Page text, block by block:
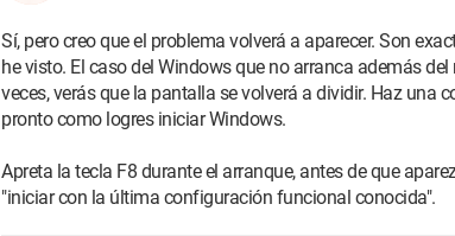
Sí, pero creo que el problema volverá a aparecer. Son
he visto. El caso del Windows que no arranca además
veces, verás que la pantalla se volverá a dividir. Haz una
pronto como logres iniciar Windows.
Apreta la tecla F8 durante el arranque, antes de que
"iniciar con la última configuración funcional conocida".